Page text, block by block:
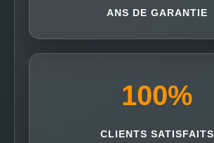
ANS DE GARANTIE
100%
CLIENTS SATISFAITS